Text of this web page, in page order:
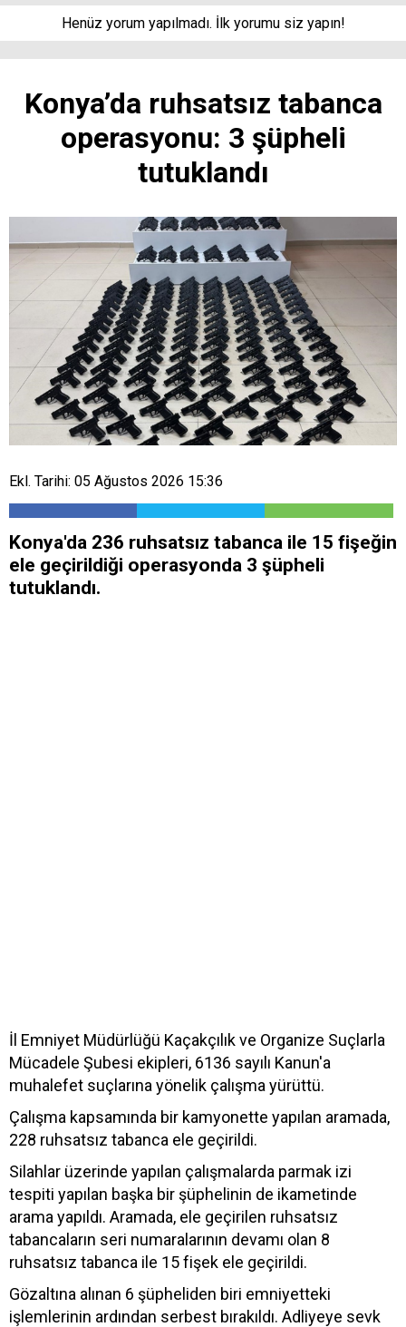
Henüz yorum yapılmadı. İlk yorumu siz yapın!
Konya’da ruhsatsız tabanca
operasyonu: 3 şüpheli
tutuklandı
Ekl. Tarihi: 05 Ağustos 2026 15:36
Konya'da 236 ruhsatsız tabanca ile 15 fişeğin
ele geçirildiği operasyonda 3 şüpheli
tutuklandı.
İl Emniyet Müdürlüğü Kaçakçılık ve Organize Suçlarla
Mücadele Şubesi ekipleri, 6136 sayılı Kanun'a
muhalefet suçlarına yönelik çalışma yürüttü.
Çalışma kapsamında bir kamyonette yapılan aramada,
228 ruhsatsız tabanca ele geçirildi.
Silahlar üzerinde yapılan çalışmalarda parmak izi
tespiti yapılan başka bir şüphelinin de ikametinde
arama yapıldı. Aramada, ele geçirilen ruhsatsız
tabancaların seri numaralarının devamı olan 8
ruhsatsız tabanca ile 15 fişek ele geçirildi.
Gözaltına alınan 6 şüpheliden biri emniyetteki
işlemlerinin ardından serbest bırakıldı. Adliyeye sevk